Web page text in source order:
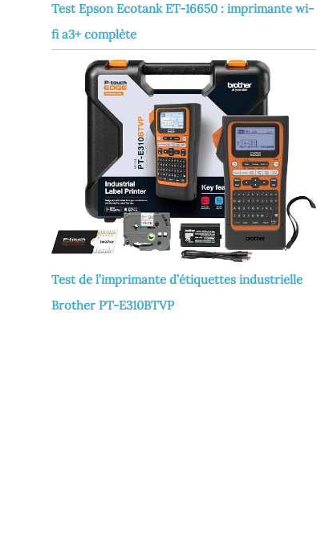
Test Epson Ecotank ET-16650 : imprimante wi-
fi a3+ complète
Test de l’imprimante d’étiquettes industrielle
Brother PT-E310BTVP